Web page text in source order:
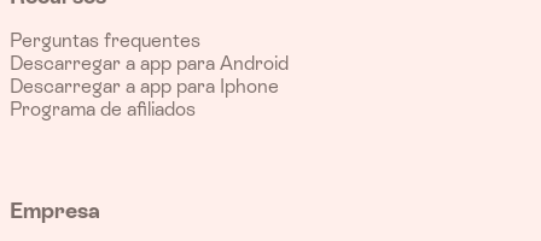
Perguntas frequentes
Descarregar a app para Android
Descarregar a app para Iphone
Programa de afiliados
Empresa